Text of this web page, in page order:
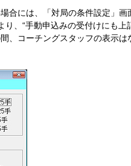
合には、「対局の条件設定」画
、“手動申込みの受付けにも上
、コーチングスタッフの表示は